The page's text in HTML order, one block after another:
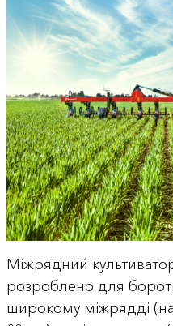
Міжрядний
розроблено для
широкому міжрядді